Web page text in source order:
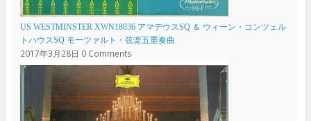
US WESTMINSTER XWN18036 アマデウスSQ ＆ ウィーン・コンツェル
トハウスSQ モーツァルト・弦楽五重奏曲
2017年3月28日 0 Comments